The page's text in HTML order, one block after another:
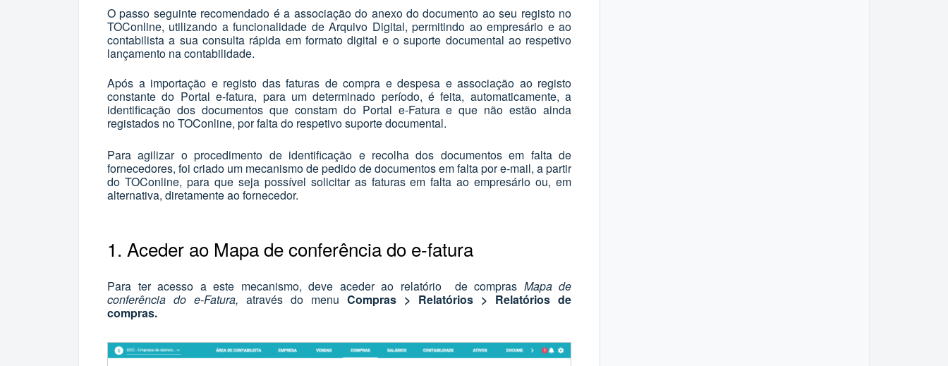
O passo seguinte recomendado é a associação do anexo do documento ao seu registo no
TOConline, utilizando a funcionalidade de Arquivo Digital, permitindo ao empresário e ao
contabilista a sua consulta rápida em formato digital e o suporte documental ao respetivo
lançamento na contabilidade.
Após a importação e registo das faturas de compra e despesa e associação ao registo
constante do Portal e-fatura, para um determinado período, é feita, automaticamente, a
identificação dos documentos que constam do Portal e-Fatura e que não estão ainda
registados no TOConline, por falta do respetivo suporte documental.
Para agilizar o procedimento de identificação e recolha dos documentos em falta de
fornecedores, foi criado um mecanismo de pedido de documentos em falta por e-mail, a partir
do TOConline, para que seja possível solicitar as faturas em falta ao empresário ou, em
alternativa, diretamente ao fornecedor.
1. Aceder ao Mapa de conferência do e-fatura
Para ter acesso a este mecanismo, deve aceder ao relatório de compras Mapa de
conferência do e-Fatura,através do menuCompras > Relatórios > Relatórios de
compras.